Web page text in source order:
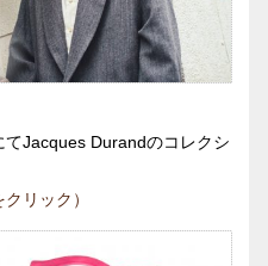
Jacques Durandのコレクシ
リック）